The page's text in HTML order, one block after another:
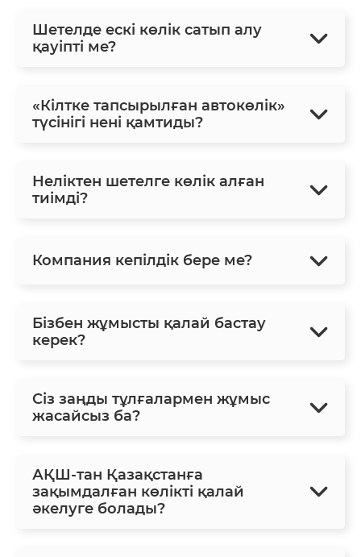
Шетелде ескі көлік сатып алу
қауіпті ме?
«Кілтке тапсырылған автокөлік»
түсінігі нені қамтиды?
Неліктен шетелге көлік алған
тиімді?
Компания кепілдік бере ме?
Бізбен жұмысты қалай бастау
керек?
Сіз заңды тұлғалармен жұмыс
жасайсыз ба?
АҚШ-тан Қазақстанға
зақымдалған көлікті қалай
әкелуге болады?